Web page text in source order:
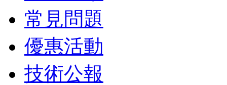
常見問題
優惠活動
技術公報